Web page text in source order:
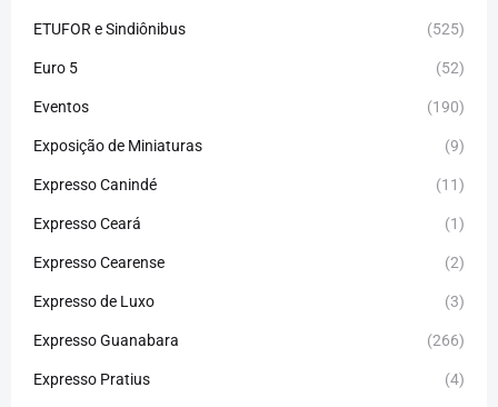
ETUFOR e Sindiônibus (525)
Euro 5 (52)
Eventos (190)
Exposição de Miniaturas (9)
Expresso Canindé (11)
Expresso Ceará (1)
Expresso Cearense (2)
Expresso de Luxo (3)
Expresso Guanabara (266)
Expresso Pratius (4)